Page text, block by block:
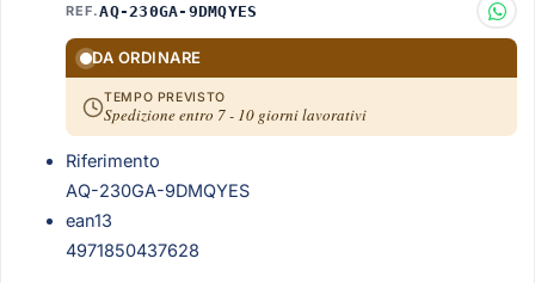
REF.AQ-230GA-9DMQYES
DA ORDINARE
TEMPO PREVISTO
Spedizione entro 7 - 10 giorni lavorativi
Riferimento
AQ-230GA-9DMQYES
ean13
4971850437628